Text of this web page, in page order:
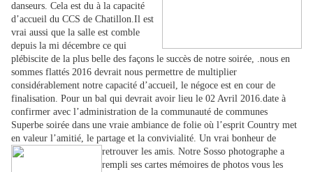
danseurs. Cela est du à la capacité
d’accueil du CCS de Chatillon.Il est
vrai aussi que la salle est comble
depuis la mi décembre ce qui
plébiscite de la plus belle des façons le succès de notre soirée, .nous en
sommes flattés 2016 devrait nous permettre de multiplier
considérablement notre capacité d’accueil, le négoce est en cour de
finalisation. Pour un bal qui devrait avoir lieu le 02 Avril 2016.date à
confirmer avec l’administration de la communauté de communes
Superbe soirée dans une vraie ambiance de folie où l’esprit Country met
en valeur l’amitié, le partage et la convivialité. Un vrai bonheur de
retrouver les amis. Notre Sosso photographe a
rempli ses cartes mémoires de photos vous les